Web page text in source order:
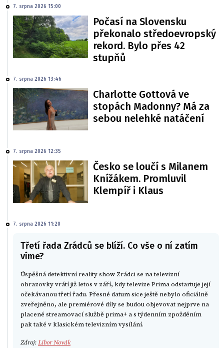
7. srpna 2026 15:00
Počasí na Slovensku
překonalo středoevropský
rekord. Bylo přes 42
stupňů
7. srpna 2026 13:46
Charlotte Gottová ve
stopách Madonny? Má za
sebou nelehké natáčení
7. srpna 2026 12:35
Česko se loučí s Milanem
Knížákem. Promluvil
Klempíř i Klaus
7. srpna 2026 11:20
Třetí řada Zrádců se blíží. Co vše o ní zatím
víme?
Úspěšná detektivní reality show Zrádci se na televizní
obrazovky vrátí již letos v září, kdy televize Prima odstartuje její
očekávanou třetí řadu. Přesné datum sice ještě nebylo oficiálně
zveřejněno, ale premiérové díly se budou objevovat nejprve na
placené streamovací službě prima+ a s týdenním zpožděním
pak také v klasickém televizním vysílání.
Zdroj:Libor Novák